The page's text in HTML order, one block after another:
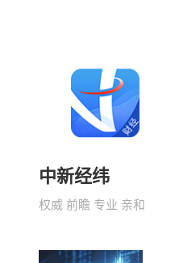
中新经纬
权威 前瞻 专业 亲和